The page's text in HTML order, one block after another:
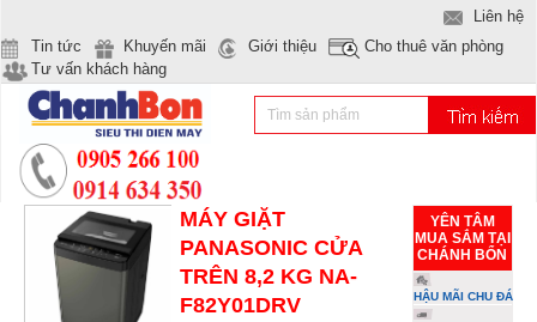
Liên hệ
Tin tức
Khuyến mãi Giới thiệu
Cho thuê văn phòng
Tư vấn khách hàng
MÁY GIẶT
PANASONIC CỬA
TRÊN 8,2 KG NA-
F82Y01DRV
YÊN TÂM
MUA SẮM TẠI
CHÁNH BỔN
HẬU MÃI CHU ĐÁO